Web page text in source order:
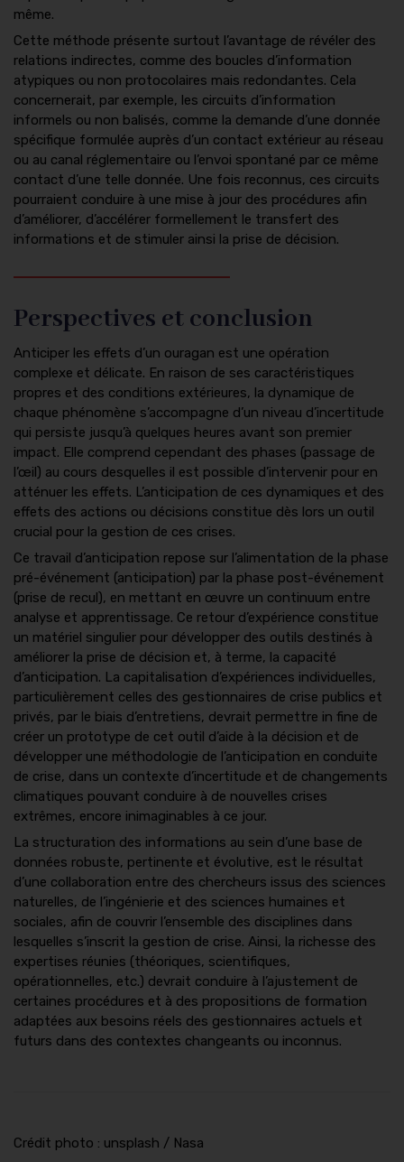
même.
Cette méthode présente surtout l’avantage de révéler des
relations indirectes, comme des boucles d’information
atypiques ou non protocolaires mais redondantes. Cela
concernerait, par exemple, les circuits d’information
informels ou non balisés, comme la demande d’une donnée
spécifique formulée auprès d’un contact extérieur au réseau
ou au canal réglementaire ou l’envoi spontané par ce même
contact d’une telle donnée. Une fois reconnus, ces circuits
pourraient conduire à une mise à jour des procédures afin
d’améliorer, d’accélérer formellement le transfert des
informations et de stimuler ainsi la prise de décision.
Perspectives et conclusion
Anticiper les effets d’un ouragan est une opération
complexe et délicate. En raison de ses caractéristiques
propres et des conditions extérieures, la dynamique de
chaque phénomène s’accompagne d’un niveau d’incertitude
qui persiste jusqu’à quelques heures avant son premier
impact. Elle comprend cependant des phases (passage de
l’œil) au cours desquelles il est possible d’intervenir pour en
atténuer les effets. L’anticipation de ces dynamiques et des
effets des actions ou décisions constitue dès lors un outil
crucial pour la gestion de ces crises.
Ce travail d’anticipation repose sur l’alimentation de la phase
pré-événement (anticipation) par la phase post-événement
(prise de recul), en mettant en œuvre un continuum entre
analyse et apprentissage. Ce retour d’expérience constitue
un matériel singulier pour développer des outils destinés à
améliorer la prise de décision et, à terme, la capacité
d’anticipation. La capitalisation d’expériences individuelles,
particulièrement celles des gestionnaires de crise publics et
privés, par le biais d’entretiens, devrait permettre in fine de
créer un prototype de cet outil d’aide à la décision et de
développer une méthodologie de l’anticipation en conduite
de crise, dans un contexte d’incertitude et de changements
climatiques pouvant conduire à de nouvelles crises
extrêmes, encore inimaginables à ce jour.
La structuration des informations au sein d’une base de
données robuste, pertinente et évolutive, est le résultat
d’une collaboration entre des chercheurs issus des sciences
naturelles, de l’ingénierie et des sciences humaines et
sociales, afin de couvrir l’ensemble des disciplines dans
lesquelles s’inscrit la gestion de crise. Ainsi, la richesse des
expertises réunies (théoriques, scientifiques,
opérationnelles, etc.) devrait conduire à l’ajustement de
certaines procédures et à des propositions de formation
adaptées aux besoins réels des gestionnaires actuels et
futurs dans des contextes changeants ou inconnus.
Crédit photo : unsplash / Nasa